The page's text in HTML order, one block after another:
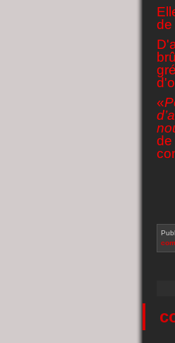
de
«